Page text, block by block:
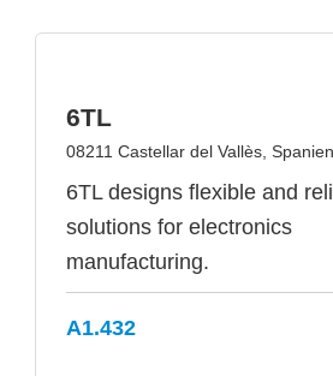
6TL
08211 Castellar del Vallès, Spanien
6TL designs flexible and
solutions for electronics
manufacturing.
A1.432